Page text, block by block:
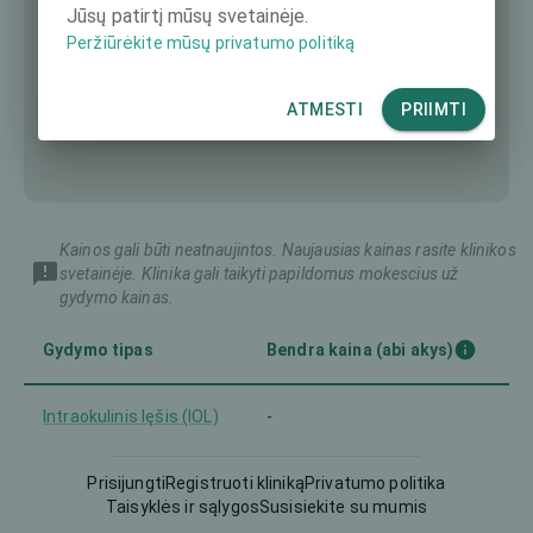
Kainos gali būti neatnaujintos. Naujausias kainas rasite klinikos
svetainėje. Klinika gali taikyti papildomus mokescius už
gydymo kainas.
Gydymo tipas Bendra kaina (abi akys)
Intraokulinis lęšis (IOL) -
PrisijungtiRegistruoti klinikąPrivatumo politika
Taisyklės ir sąlygosSusisiekite su mumis
Jūsų patirtį mūsų svetainėje.
Peržiūrėkite mūsų privatumo politiką
ATMESTI PRIIMTI